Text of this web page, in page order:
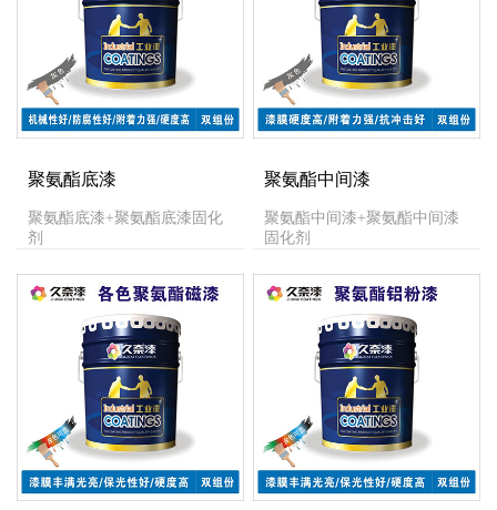
聚氨酯底漆
聚氨酯底漆+聚氨酯底漆固化
剂
聚氨酯中间漆
聚氨酯中间漆+聚氨酯中间漆
固化剂